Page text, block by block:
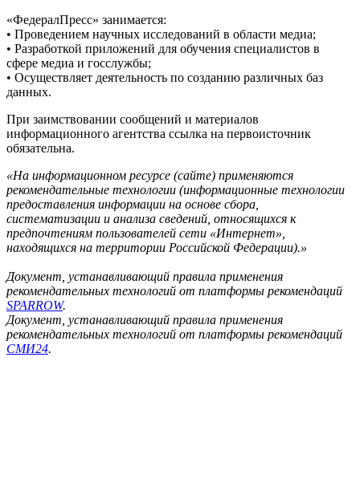
«ФедералПресс» занимается:
• Проведением научных исследований в области медиа;
• Разработкой приложений для обучения специалистов в
сфере медиа и госслужбы;
• Осуществляет деятельность по созданию различных баз
данных.
При заимствовании сообщений и материалов
информационного агентства ссылка на первоисточник
обязательна.
«На информационном ресурсе (сайте) применяются
рекомендательные технологии (информационные технологии
предоставления информации на основе сбора,
систематизации и анализа сведений, относящихся к
предпочтениям пользователей сети «Интернет»,
находящихся на территории Российской Федерации).»
Документ, устанавливающий правила применения
рекомендательных технологий от платформы рекомендаций
SPARROW.
Документ, устанавливающий правила применения
рекомендательных технологий от платформы рекомендаций
СМИ24.